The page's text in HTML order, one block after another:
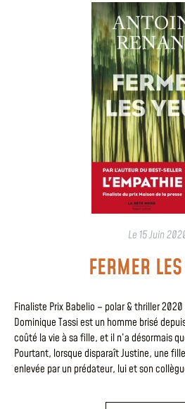
Le 15 Juin
FERMER
Finaliste Prix Babelio – polar & thriller
Dominique Tassi est un homme brisé
coûté la vie à sa fille, et il n’a désormais
Pourtant, lorsque disparaît Justine, une
enlevée par un prédateur, lui et son